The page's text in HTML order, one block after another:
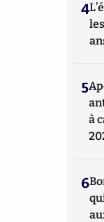
4
5
à
6